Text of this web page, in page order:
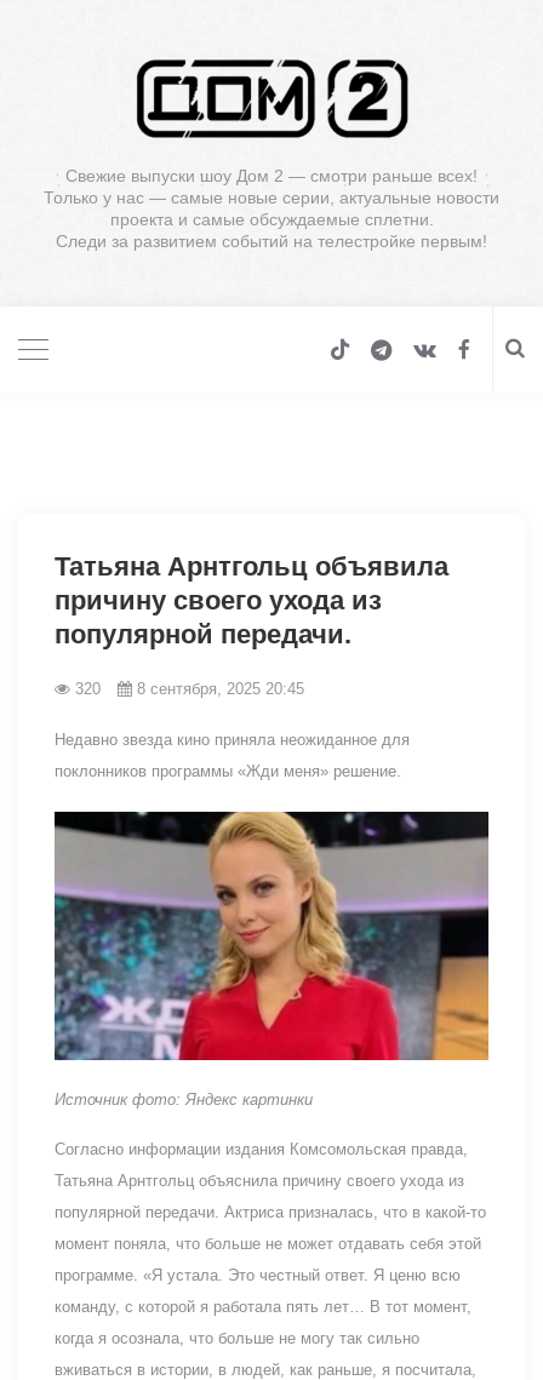
Свежие выпуски шоу Дом 2 — смотри раньше всех!
Только у нас — самые новые серии, актуальные новости
проекта и самые обсуждаемые сплетни.
Следи за развитием событий на телестройке первым!
Татьяна Арнтгольц объявила
причину своего ухода из
популярной передачи.
320 8 сентября, 2025 20:45
Недавно звезда кино приняла неожиданное для
поклонников программы «Жди меня» решение.
Источник фото: Яндекс картинки
Согласно информации издания Комсомольская правда,
Татьяна Арнтгольц объяснила причину своего ухода из
популярной передачи. Актриса призналась, что в какой-то
момент поняла, что больше не может отдавать себя этой
программе. «Я устала. Это честный ответ. Я ценю всю
команду, с которой я работала пять лет… В тот момент,
когда я осознала, что больше не могу так сильно
вживаться в истории, в людей, как раньше, я посчитала,